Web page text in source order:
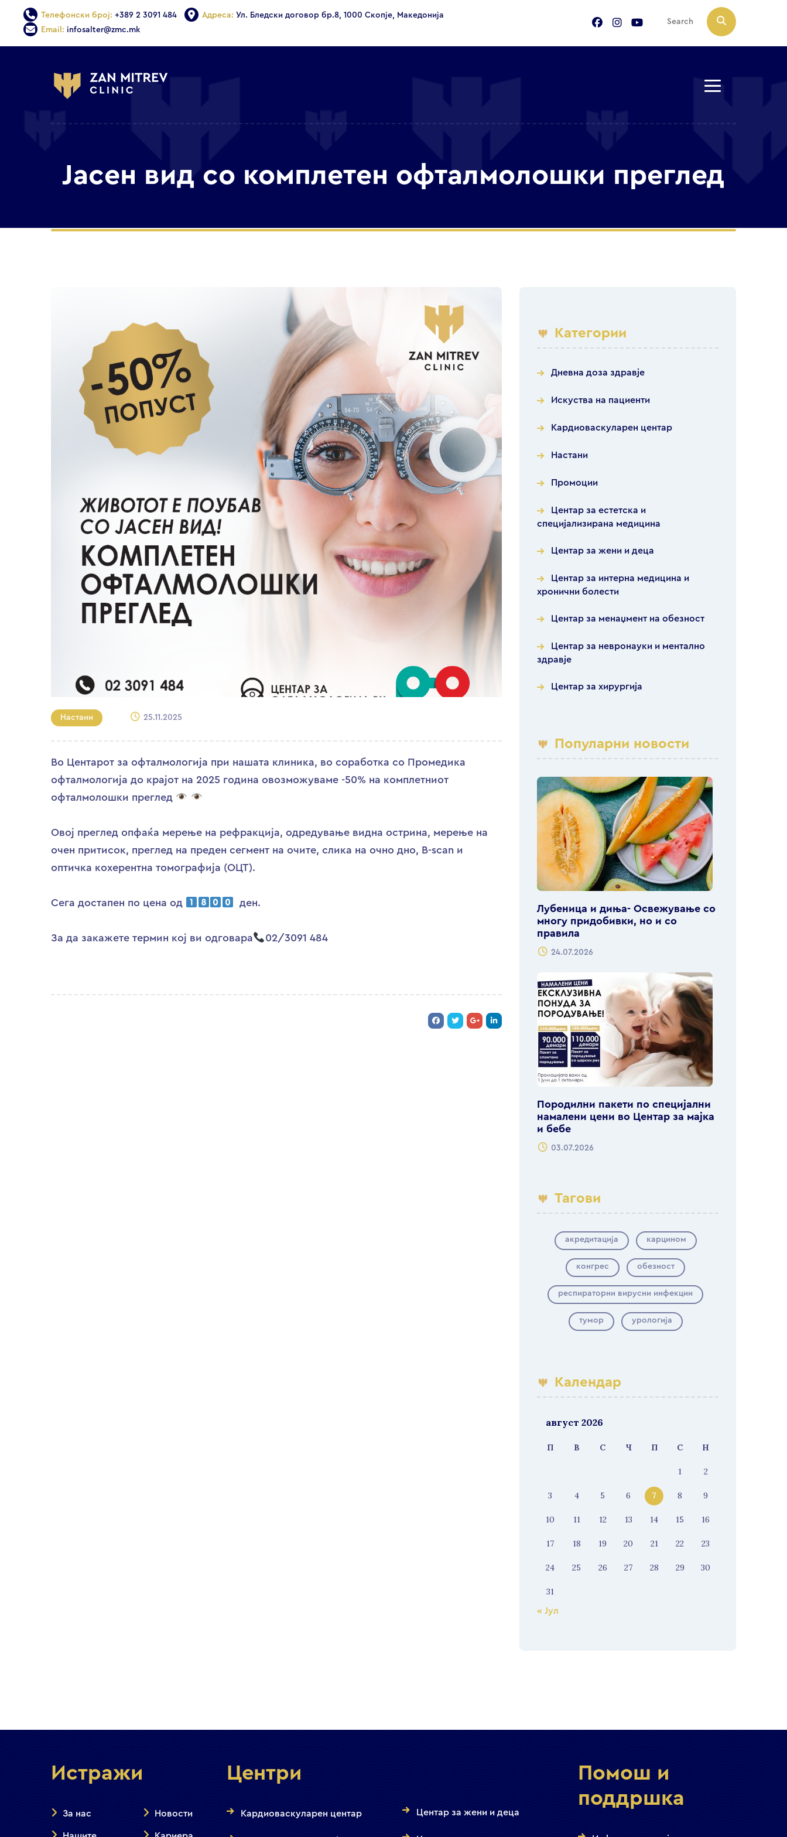
Телефонски број: +389 2 3091 484 Адреса: Ул. Бледски договор бр.8, 1000 Скопје, Македонија
Email: infosalter@zmc.mk
Јасен вид со комплетен офталмолошки преглед
Настани 25.11.2025
Во Центарот за офталмологија при нашата клиника, во соработка со Промедика
офталмологија до крајот на 2025 година овозможуваме -50% на комплетниот
офталмолошки преглед
Овој преглед опфаќа мерење на рефракција, одредување видна острина, мерење на
очен притисок, преглед на преден сегмент на очите, слика на очно дно, B-scan и
оптичка кохерентна томографија (OЦТ).
Сега достапен по цена од ден.
За да закажете термин кој ви одговара 02/3091 484
Категории
Дневна доза здравје
Искуства на пациенти
Кардиоваскуларен центар
Настани
Промоции
Центар за естетска и
специјализирана медицина
Центар за жени и деца
Центар за интерна медицина и
хронични болести
Центар за менаџмент на обезност
Центар за невронауки и ментално
здравје
Центар за хирургија
Популарни новости
Лубеница и диња- Освежување со
многу придобивки, но и со
правила
24.07.2026
Породилни пакети по специјални
намалени цени во Центар за мајка
и бебе
03.07.2026
Тагови
акредитација карцином
конгрес обезност
респираторни вирусни инфекции
тумор урологија
Календар
август 2026
П В С Ч П С Н
1 2
3 4 5 6 7 8 9
10 11 12 13 14 15 16
17 18 19 20 21 22 23
24 25 26 27 28 29 30
31
« Јул
Истражи
За нас Новости
Центри
Кардиоваскуларен центар Центар за жени и деца
Помош и
поддршка